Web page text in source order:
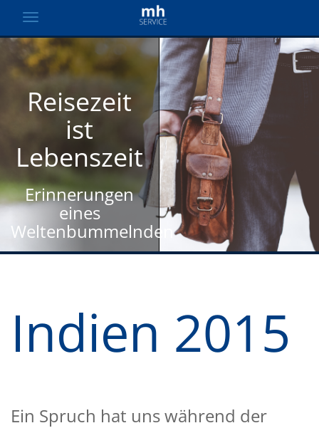
Reisezeit
ist
Lebenszeit
Erinnerungen
eines
Weltenbummelnden
Indien 2015
Ein Spruch hat uns während der